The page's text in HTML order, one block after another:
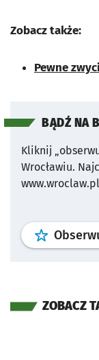
Zobacz także:
Pewne
BĄDŹ NA
Kliknij
Wrocławiu.
ZOBACZ